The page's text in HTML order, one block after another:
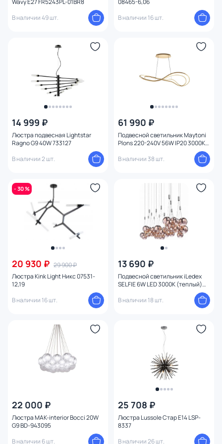
Wavy E27 FR5243PL-01BR8
В наличии 49 шт.
08465-6,06
В наличии 16 шт.
14 999 ₽
Люстра подвесная Lightstar
Ragno G9 40W 733127
В наличии 2 шт.
61 990 ₽
Подвесной светильник Maytoni
Plons 220-240V 56W IP20 3000K
В наличии 38 шт.
- 30 %
20 930 ₽ 29 900 ₽
Люстра Kink Light Никс 07531-
12,19
В наличии 16 шт.
13 690 ₽
Подвесной светильник iLedex
SELFIE 6W LED 3000К (теплый)
В наличии 18 шт.
22 000 ₽
Люстра MAK-interior Bocci 20W
G9 BD-943095
В наличии 6 шт.
25 708 ₽
Люстра Lussole Стар E14 LSP-
8337
В наличии 26 шт.
Мощность ламп
Умный дом